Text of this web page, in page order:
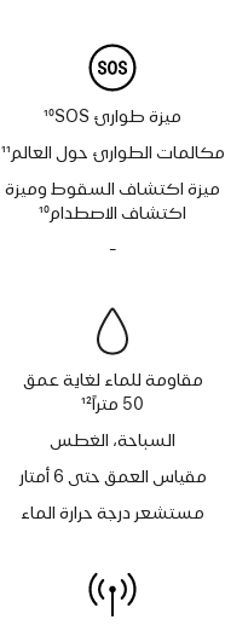
ميزة طوارئ SOS‏
10
مكالمات الطوارئ حول العالم11
ميزة اكتشاف السقوط وميزة
اكتشاف الاصطدام10
-
الإنذار
مقاومة للماء لغاية عمق
50 متراً
12
السباحة، الغطس
مقياس العمق حتى 6 أمتار
مستشعر درجة حرارة الماء